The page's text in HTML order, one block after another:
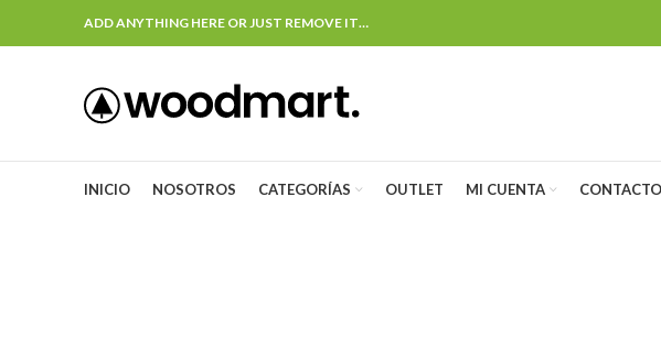
ADD ANYTHING HERE OR JUST REMOVE IT…
INICIO NOSOTROS CATEGORÍAS OUTLET MI CUENTA CONTACTO